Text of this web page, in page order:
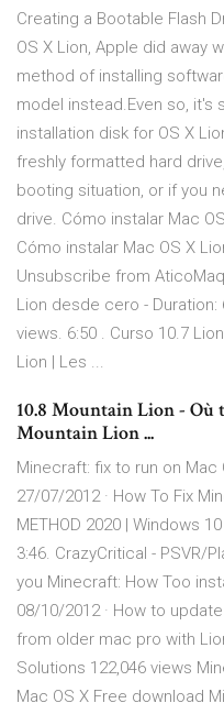
Creating a Bootable Flash
OS X Lion, Apple did away
method of installing
model instead.Even so, it's
installation disk for OS X
freshly formatted hard
booting situation, or if you
drive. Cómo instalar Mac
Cómo instalar Mac OS X
Unsubscribe from
Lion desde cero - Duration:
views. 6:50 . Curso 10.7
Lion | Les ...
10.8 Mountain Lion - Où
Mountain Lion ...
Minecraft: fix to run on Mac
27/07/2012 · How To Fix
METHOD 2020 | Windows
3:46. CrazyCritical - PSVR/
you Minecraft: How Too
08/10/2012 · How to
from older mac pro with
Solutions 122,046 views
Mac OS X Free download